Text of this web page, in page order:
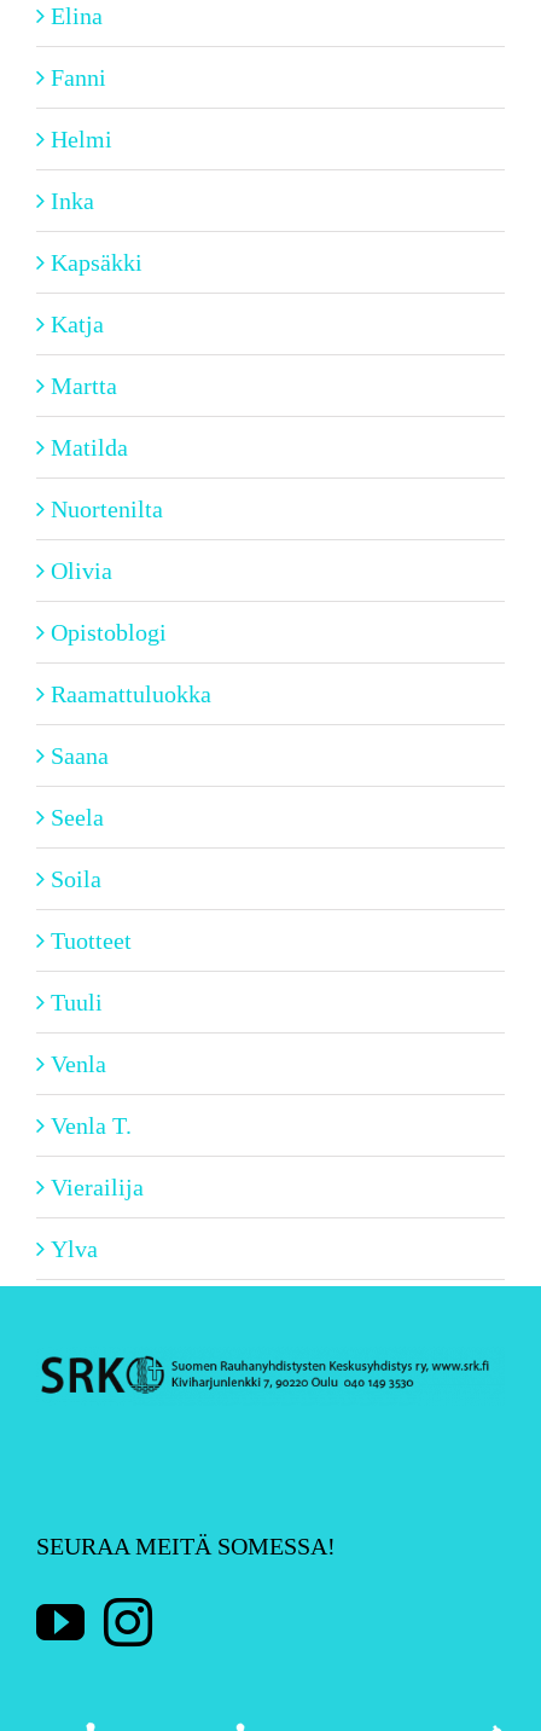
Elina
Fanni
Helmi
Inka
Kapsäkki
Katja
Martta
Matilda
Nuortenilta
Olivia
Opistoblogi
Raamattuluokka
Saana
Seela
Soila
Tuotteet
Tuuli
Venla
Venla T.
Vierailija
Ylva
SEURAA MEITÄ SOMESSA!